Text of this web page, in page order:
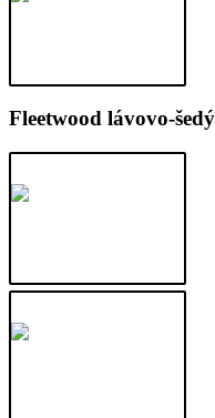
Fleetwood lávovo-